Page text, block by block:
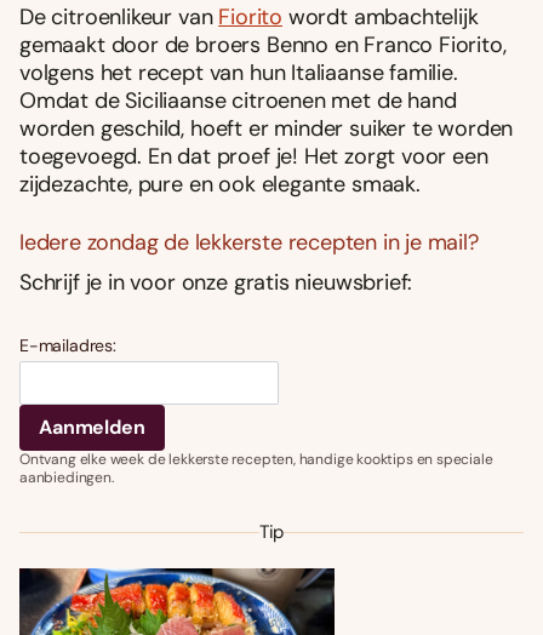
De citroenlikeur van Fiorito wordt ambachtelijk
gemaakt door de broers Benno en Franco Fiorito,
volgens het recept van hun Italiaanse familie.
Omdat de Siciliaanse citroenen met de hand
worden geschild, hoeft er minder suiker te worden
toegevoegd. En dat proef je! Het zorgt voor een
zijdezachte, pure en ook elegante smaak.
Iedere zondag de lekkerste recepten in je mail?
Schrijf je in voor onze gratis nieuwsbrief:
E-mailadres:
Ontvang elke week de lekkerste recepten, handige kooktips en speciale
aanbiedingen.
Tip